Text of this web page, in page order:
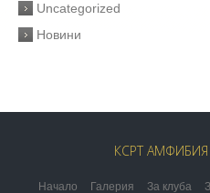
Uncategorized
Новини
КСРТ АМФИБИЯ
Начало Галерия За клуба